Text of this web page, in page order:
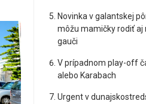
Novinka v galantskej
môžu mamičky rodiť aj
gauči
V prípadnom play-off
alebo Karabach
Urgent v